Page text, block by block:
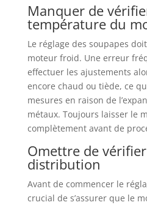
Manquer de
température du
Le réglage des soupapes
moteur froid. Une erreur
effectuer les ajustements
encore chaud ou tiède, ce
mesures en raison de
métaux. Toujours laisser le
complètement avant de
Omettre de
distribution
Avant de commencer le
crucial de s’assurer que le